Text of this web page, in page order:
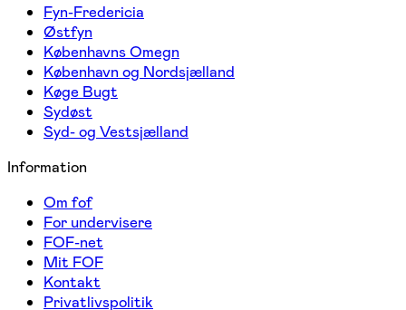
Fyn-Fredericia
Østfyn
Københavns Omegn
København og Nordsjælland
Køge Bugt
Sydøst
Syd- og Vestsjælland
Information
Om fof
For undervisere
FOF-net
Mit FOF
Kontakt
Privatlivspolitik